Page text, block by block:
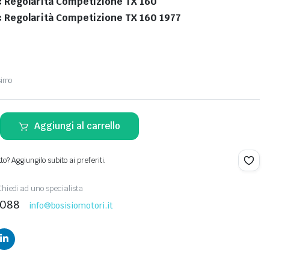
Regolarità Competizione TX 160 1977
Aggiungi al carrello
Aggiungilo subito ai preferiti.
ad uno specialista
info@bosisiomotori.it